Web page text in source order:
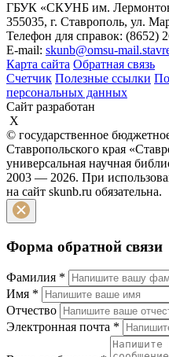
ГБУК «СКУНБ им.
355035, г. Ставрополь, ул.
Телефон для справок: (8652)
E-mail: skunb@omsu-
Карта сайта Обратная связь
Счетчик Полезные ссылки
персональных данных
Сайт разработан
X
© государственное
Ставропольского края
универсальная научная
2003 — 2026. При
на сайт skunb.ru обязательна.
Форма обратной связи
Фамилия *
Имя *
Отчество
Электронная почта *